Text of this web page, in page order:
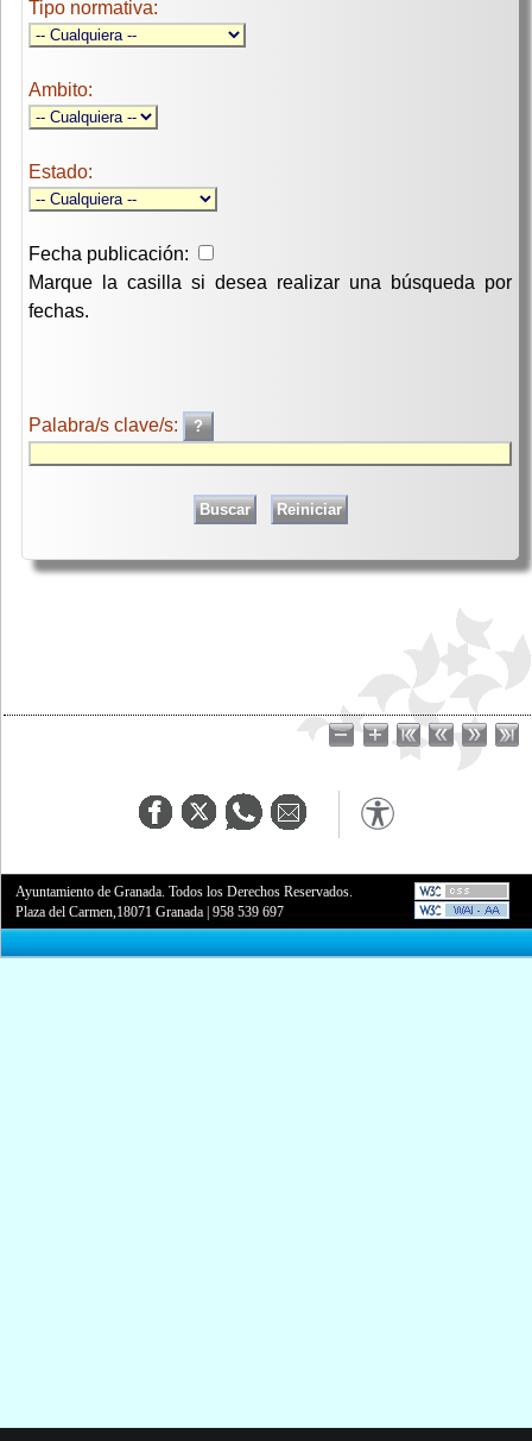
Tipo normativa:
Ambito:
Estado:
Fecha publicación:
Marque la casilla si desea realizar una búsqueda por
fechas.
Palabra/s clave/s:
Ayuntamiento de Granada. Todos los Derechos Reservados.
Plaza del Carmen,18071 Granada |958 539 697